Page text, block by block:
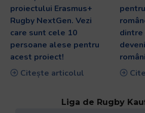
proiectului Erasmus+
Rugby NextGen. Vezi
care sunt cele 10
persoane alese pentru
acest proiect!
Citește articolul
dintre
români
Liga de Rugby